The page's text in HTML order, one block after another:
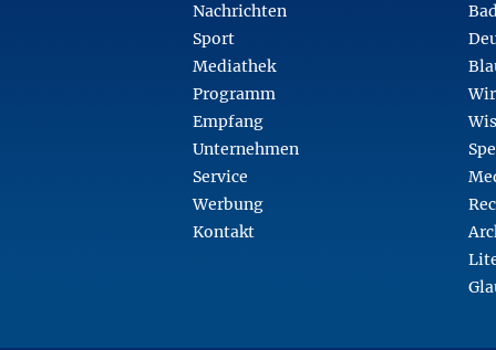
Nachrichten
Sport
Mediathek
Programm
Empfang
Unternehmen
Service
Werbung
Kontakt